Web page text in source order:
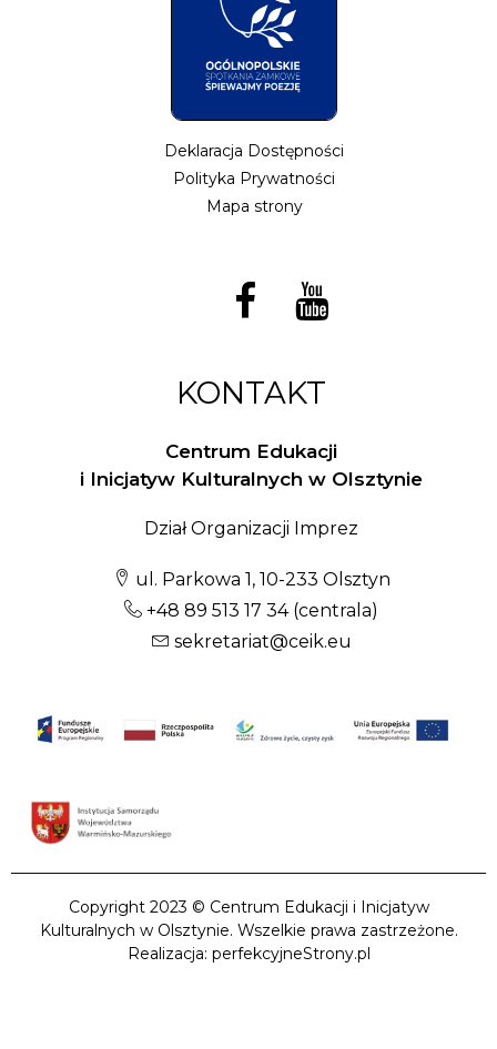
Deklaracja Dostępności
Polityka Prywatności
Mapa strony
KONTAKT
Centrum Edukacji
i Inicjatyw Kulturalnych w Olsztynie
Dział Organizacji Imprez
ul. Parkowa 1, 10-233 Olsztyn
+48 89 513 17 34(centrala)
sekretariat@ceik.eu
Copyright 2023 © Centrum Edukacji i Inicjatyw
Kulturalnych w Olsztynie. Wszelkie prawa zastrzeżone.
Realizacja: perfekcyjneStrony.pl